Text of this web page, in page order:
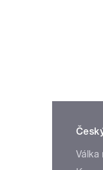
Válka